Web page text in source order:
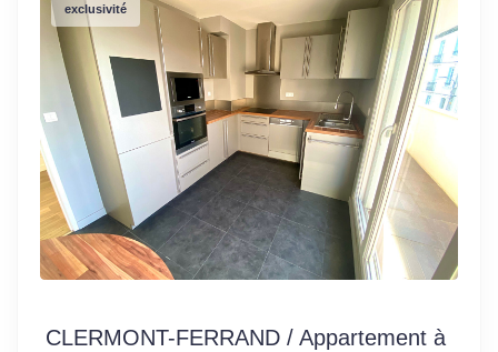
exclusivité
CLERMONT-FERRAND / Appartement à